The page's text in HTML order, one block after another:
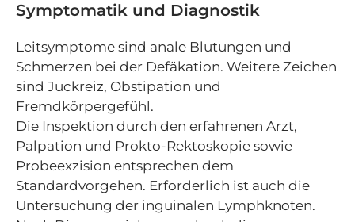
Symptomatik und Diagnostik
Leitsymptome sind anale Blutungen und
Schmerzen bei der Defäkation. Weitere Zeichen
sind Juckreiz, Obstipation und
Fremdkörpergefühl.
Die Inspektion durch den erfahrenen Arzt,
Palpation und Prokto-Rektoskopie sowie
Probeexzision entsprechen dem
Standardvorgehen. Erforderlich ist auch die
Untersuchung der inguinalen Lymphknoten.